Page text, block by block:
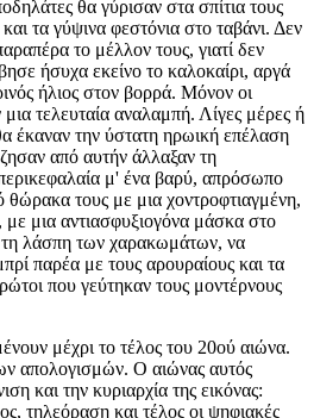
θα γύρισαν στα σπίτια τους
τα γύψινα φεστόνια στο ταβάνι. Δεν
το μέλλον τους, γιατί δεν
ήσυχα εκείνο το καλοκαίρι, αργά
ήλιος στον βορρά. Μόνον οι
τελευταία αναλαμπή. Λίγες μέρες ή
έκαναν την ύστατη ηρωική επέλαση
από αυτήν άλλαξαν τη
μ' ένα βαρύ, απρόσωπο
θώρακα τους με μια χοντροφτιαγμένη,
μια αντιασφυξιογόνα μάσκα στο
λάσπη των χαρακωμάτων, να
παρέα με τους αρουραίους και τα
που γεύτηκαν τους μοντέρνους
μέχρι το τέλος του 20ού αιώνα.
απολογισμών. Ο αιώνας αυτός
και την κυριαρχία της εικόνας:
τηλεόραση και τέλος οι ψηφιακές